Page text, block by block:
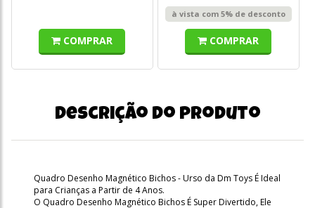
COMPRAR
à vista com 5% de desconto
COMPRAR
Descrição do produto
Quadro Desenho Magnético Bichos - Urso da Dm Toys É Ideal
para Crianças a Partir de 4 Anos.
O Quadro Desenho Magnético Bichos É Super Divertido, Ele